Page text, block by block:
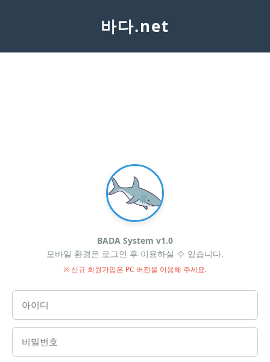
바다.net
BADA System v1.0
모바일 환경은 로그인 후 이용하실 수 있습니다.
※ 신규 회원가입은 PC 버전을 이용해 주세요.